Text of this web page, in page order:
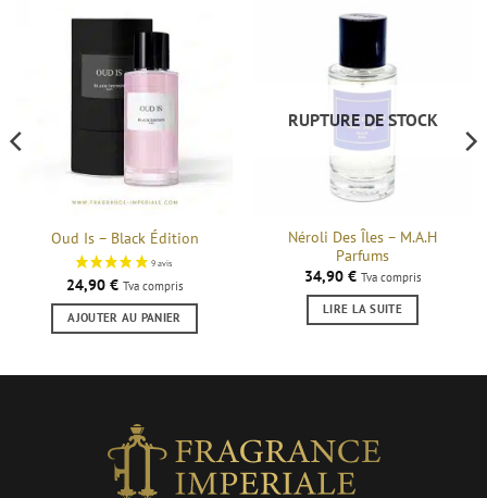
Oud Is – Black Édition
24,90 € Tva compris
AJOUTER AU PANIER
RUPTURE DE STOCK
Néroli Des Îles – M.A.H
Parfums
34,90 € Tva compris
LIRE LA SUITE